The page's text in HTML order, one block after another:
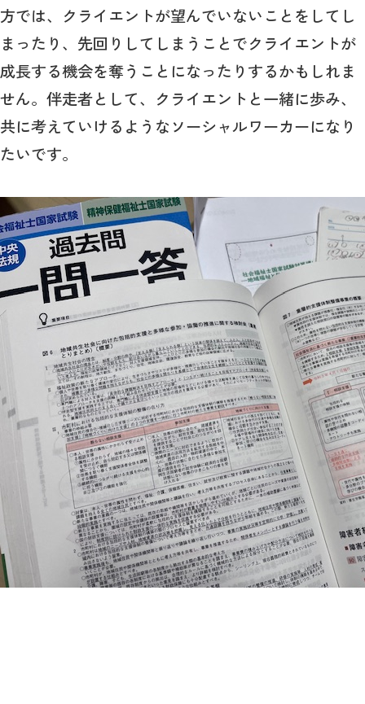
方では、クライエントが望んでいないことをしてし
まったり、先回りしてしまうことでクライエントが
成長する機会を奪うことになったりするかもしれま
せん。伴走者として、クライエントと一緒に歩み、
共に考えていけるようなソーシャルワーカーになり
たいです。